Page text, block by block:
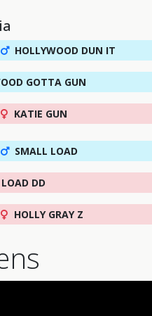
HOLLYWOOD DUN IT
GOTTA GUN
KATIE GUN
SMALL LOAD
DD
HOLLY GRAY Z